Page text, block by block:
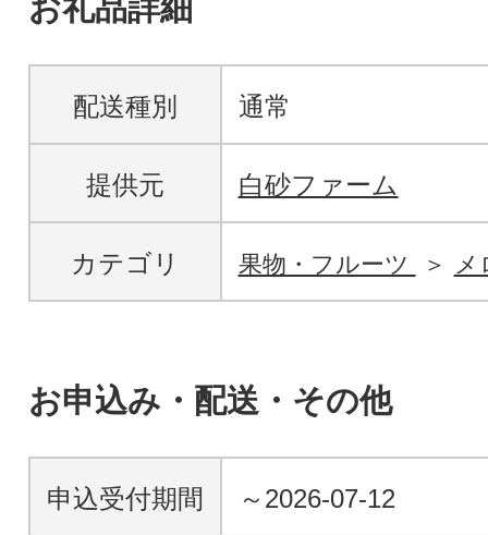
お礼品詳細
配送種別 通常
提供元 白砂ファーム
カテゴリ 果物・フルーツ メ
お申込み・配送・その他
申込受付期間 ～2026-07-12